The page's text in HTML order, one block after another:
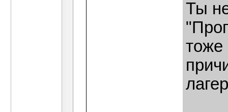
Ты
тоже